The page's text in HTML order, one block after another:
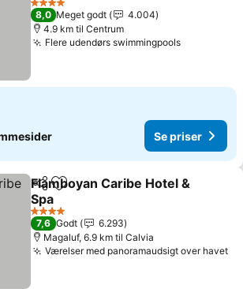
Se priser
4 Stjerner
8,0 Meget godt
4.004
4.9 km til Centrum
Flere udendørs swimmingpoolsSe priser
Se priser
Del Føj til favoritter
Flamboyan Caribe Hotel &
Spa
Se priser
4 Stjerner
7,6 Godt
6.293
Magaluf, 6.9 km til Calvia
Værelser med panoramaudsigt over havet